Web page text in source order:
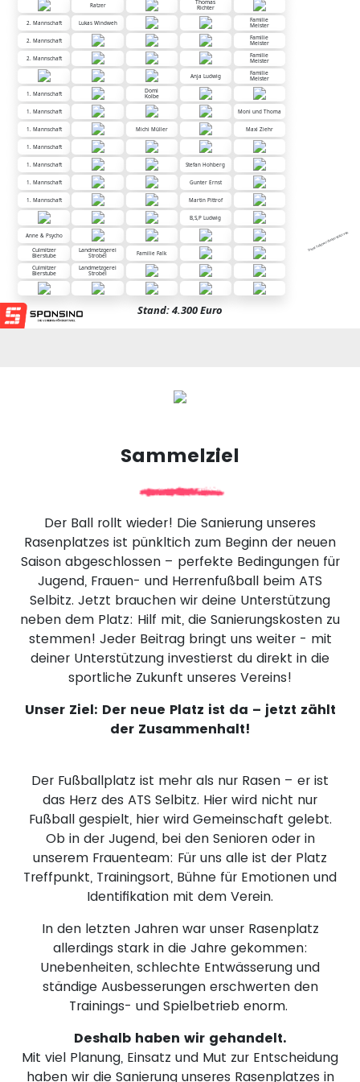
Ratzer Thomas
Richter
2. Mannschaft Lukas Windweh Familie
Meister
2. Mannschaft Familie
Meister
2. Mannschaft Familie
Meister
Anja Ludwig Familie
Meister
1. Mannschaft Domi
Kolbe
1. Mannschaft Moni und Thoma
1. Mannschaft Michi Müller Maxi Ziehr
1. Mannschaft
1. Mannschaft Stefan Hohberg
1. Mannschaft Gunter Ernst
1. Mannschaft Martin Pittrof
B,S,P Ludwig
Anne & Psycho
Culmitzer
Bierstube
Landmetzgerei
Strobel Familie Falk
Culmitzer
Bierstube
Landmetzgerei
Strobel
Diese Tafel wird unterstützt von:
Stand: 4.300 Euro
Sammelziel
Der Ball rollt wieder! Die Sanierung unseres
Rasenplatzes ist pünkltich zum Beginn der neuen
Saison abgeschlossen – perfekte Bedingungen für
Jugend, Frauen- und Herrenfußball beim ATS
Selbitz. Jetzt brauchen wir deine Unterstützung
neben dem Platz: Hilf mit, die Sanierungskosten zu
stemmen! Jeder Beitrag bringt uns weiter - mit
deiner Unterstützung investierst du direkt in die
sportliche Zukunft unseres Vereins!
Unser Ziel: Der neue Platz ist da – jetzt zählt
der Zusammenhalt!
Der Fußballplatz ist mehr als nur Rasen – er ist
das Herz des ATS Selbitz. Hier wird nicht nur
Fußball gespielt, hier wird Gemeinschaft gelebt.
Ob in der Jugend, bei den Senioren oder in
unserem Frauenteam: Für uns alle ist der Platz
Treffpunkt, Trainingsort, Bühne für Emotionen und
Identifikation mit dem Verein.
In den letzten Jahren war unser Rasenplatz
allerdings stark in die Jahre gekommen:
Unebenheiten, schlechte Entwässerung und
ständige Ausbesserungen erschwerten den
Trainings- und Spielbetrieb enorm.
Deshalb haben wir gehandelt.
Mit viel Planung, Einsatz und Mut zur Entscheidung
haben wir die Sanierung unseres Rasenplatzes in